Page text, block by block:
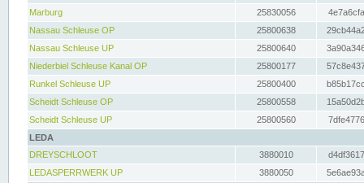
Marburg
25830056
Nassau Schleuse OP
25800638
Nassau Schleuse UP
25800640
Niederbiel Schleuse Kanal OP
25800177
Runkel Schleuse UP
25800400
Scheidt Schleuse OP
25800558
Scheidt Schleuse UP
25800560
LEDA
DREYSCHLOOT
3880010
LEDASPERRWERK UP
3880050